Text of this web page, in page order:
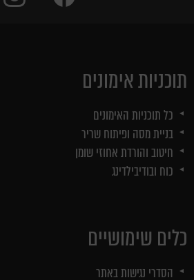
תוכניות אימונים
כל תוכניות האימונים
בניית מסה ופיתוח שריר
חיטוב והורדת אחוזי שומן
כוח ובודיבילדינג
כלים שימושיים
הסדרי נגישות באתר